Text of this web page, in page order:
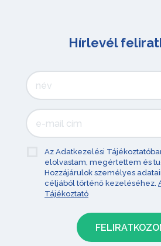
Hírlevél
Az Adatkezelési
elolvastam, megértettem és
Hozzájárulok személyes
céljából történő kezeléséhez.
Tájékoztató